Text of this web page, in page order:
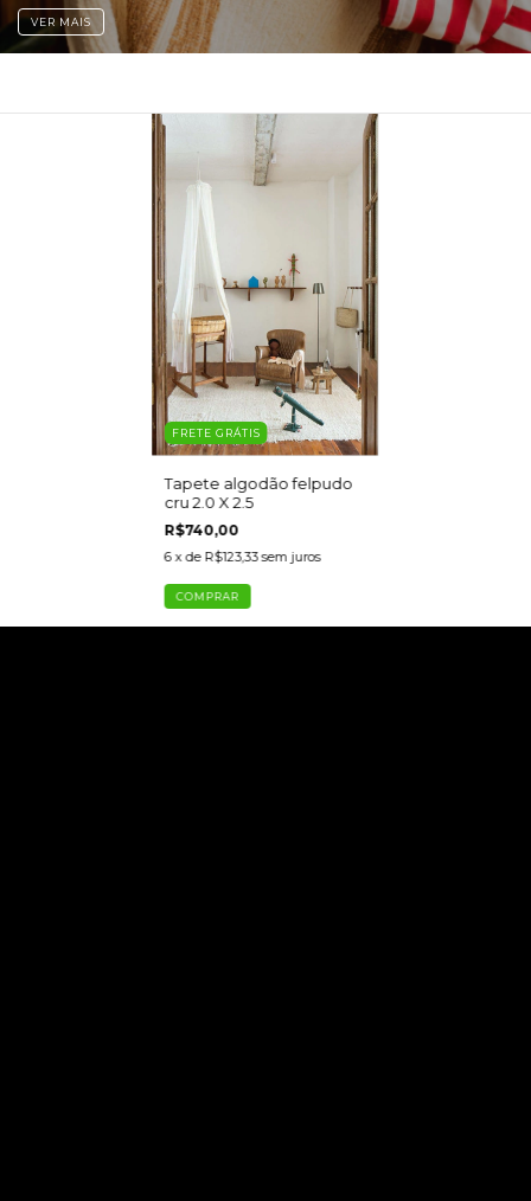
VER MAIS
FRETE GRÁTIS
Tapete algodão felpudo
cru 2.0 X 2.5
R$740,00
6 x de R$123,33 sem juros
COMPRAR